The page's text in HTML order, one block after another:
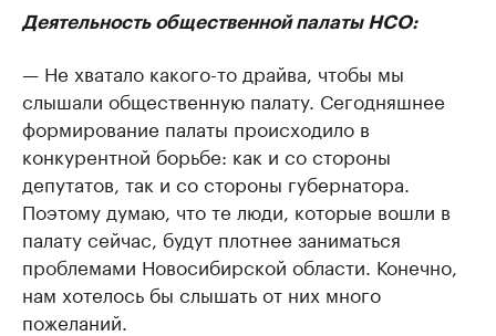
Деятельность общественной палаты НСО:
— Не хватало какого-то драйва, чтобы мы
слышали общественную палату. Сегодняшнее
формирование палаты происходило в
конкурентной борьбе: как и со стороны
депутатов, так и со стороны губернатора.
Поэтому думаю, что те люди, которые вошли в
палату сейчас, будут плотнее заниматься
проблемами Новосибирской области. Конечно,
нам хотелось бы слышать от них много
пожеланий.